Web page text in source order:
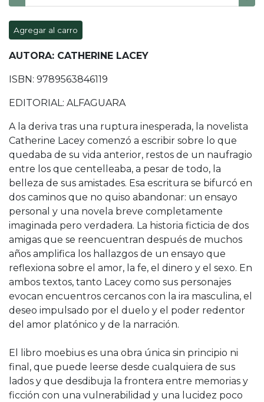
Agregar al carro
AUTORA: CATHERINE LACEY
ISBN: 9789563846119
EDITORIAL: ALFAGUARA
A la deriva tras una ruptura inesperada, la novelista
Catherine Lacey comenzó a escribir sobre lo que
quedaba de su vida anterior, restos de un naufragio
entre los que centelleaba, a pesar de todo, la
belleza de sus amistades. Esa escritura se bifurcó en
dos caminos que no quiso abandonar: un ensayo
personal y una novela breve completamente
imaginada pero verdadera. La historia ficticia de dos
amigas que se reencuentran después de muchos
años amplifica los hallazgos de un ensayo que
reflexiona sobre el amor, la fe, el dinero y el sexo. En
ambos textos, tanto Lacey como sus personajes
evocan encuentros cercanos con la ira masculina, el
deseo impulsado por el duelo y el poder redentor
del amor platónico y de la narración.
El libro moebius es una obra única sin principio ni
final, que puede leerse desde cualquiera de sus
lados y que desdibuja la frontera entre memorias y
ficción con una vulnerabilidad y una lucidez poco